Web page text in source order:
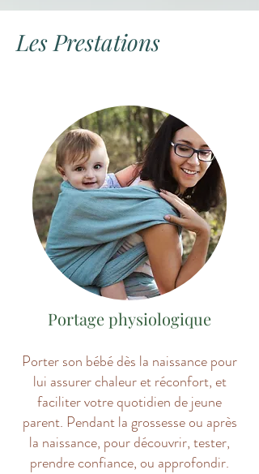
Les Prestations
Portage physiologique
Porter son bébé dès la naissance pour
lui assurer chaleur et réconfort, et
faciliter votre quotidien de jeune
parent. Pendant la grossesse ou après
la naissance, pour découvrir, tester,
prendre confiance, ou approfondir.